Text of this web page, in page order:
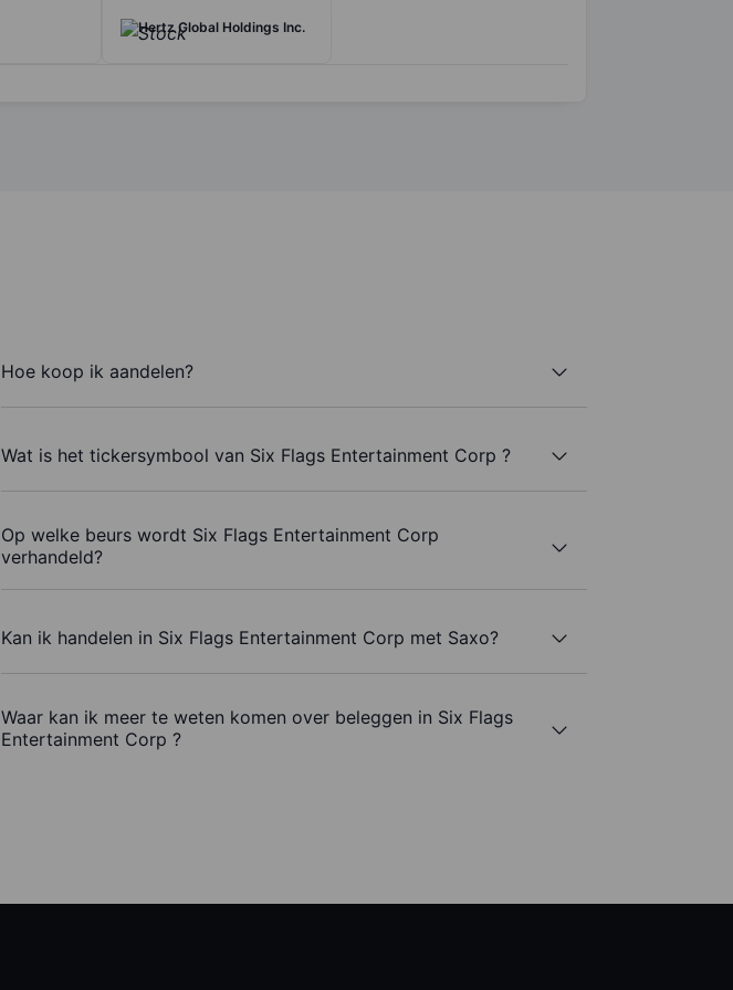
Hertz Global Holdings Inc.
Hoe koop ik aandelen?
Wat is het tickersymbool van Six Flags Entertainment Corp ?
Op welke beurs wordt Six Flags Entertainment Corp
verhandeld?
Kan ik handelen in Six Flags Entertainment Corp met Saxo?
Waar kan ik meer te weten komen over beleggen in Six Flags
Entertainment Corp ?